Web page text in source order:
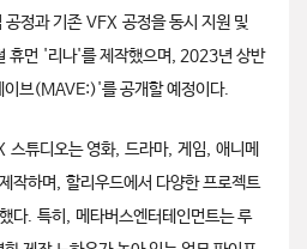
공정과 기존 VFX 공정을 동시 지원 및
휴먼 '리나'를 제작했으며, 2023년 상반
이브(MAVE:)'를 공개할 예정이다.
스튜디오는 영화, 드라마, 게임, 애니메
작하며, 할리우드에서 다양한 프로젝트
다. 특히, 메타버스엔터테인먼트는 루